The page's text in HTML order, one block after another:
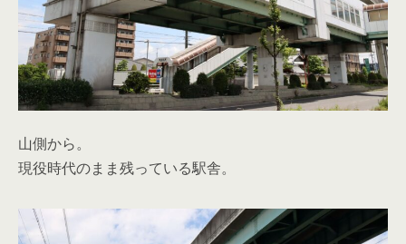
山側から。
現役時代のまま残っている駅舎。